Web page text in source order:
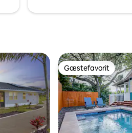
Gæstefavorit
Gæstefavorit